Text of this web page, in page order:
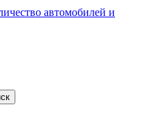
автомобилей и